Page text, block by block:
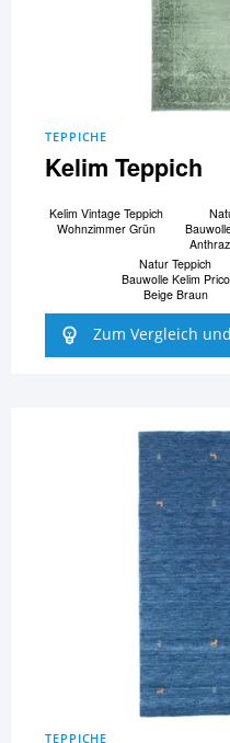
TEPPICHE
Kelim Teppich
Kelim Vintage Teppich
Wohnzimmer Grün
Natur Teppich
Bauwolle Kelim Prico
Beige Braun
Zum Vergleich
TEPPICHE